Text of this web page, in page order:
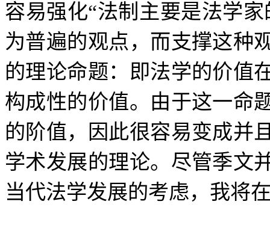
容易强化“法制主要是法学家
为普遍的观点，而支撑这种
的理论命题：即法学的价值
构成性的价值。由于这一命
的阶值，因此很容易变成并
学术发展的理论。尽管季文
当代法学发展的考虑，我将